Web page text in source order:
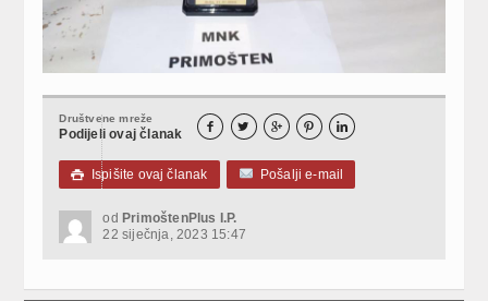
Društvene mreže
Podijeli ovaj članak     
 Ispišite ovaj članak Pošalji e-mail
od PrimoštenPlus I.P.
22 siječnja, 2023 15:47